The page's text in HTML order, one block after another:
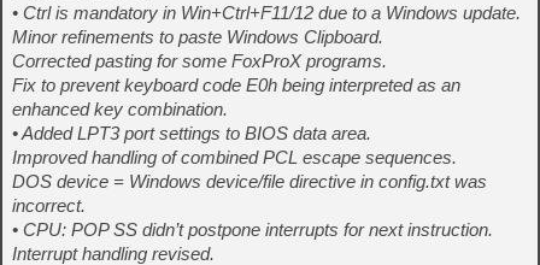
• Ctrl is mandatory in Win+Ctrl+F11/12 due to a Windows update.
Minor refinements to paste Windows Clipboard.
Corrected pasting for some FoxProX programs.
Fix to prevent keyboard code E0h being interpreted as an
enhanced key combination.
• Added LPT3 port settings to BIOS data area.
Improved handling of combined PCL escape sequences.
DOS device = Windows device/file directive in config.txt was
incorrect.
• CPU: POP SS didn’t postpone interrupts for next instruction.
Interrupt handling revised.